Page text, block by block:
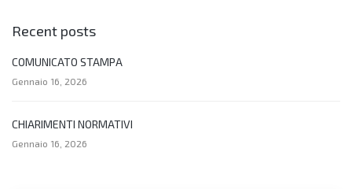
Recent posts
COMUNICATO STAMPA
Gennaio 16, 2026
CHIARIMENTI NORMATIVI
Gennaio 16, 2026